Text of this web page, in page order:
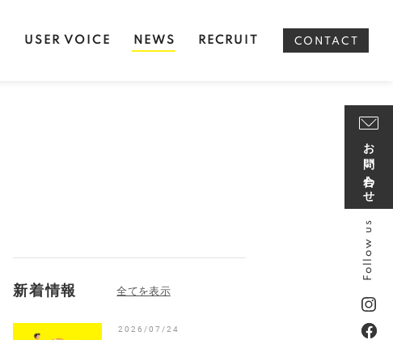
USER VOICE NEWS RECRUIT CONTACT
新着情報
2026/07/24
お問い合わせ
Follow us